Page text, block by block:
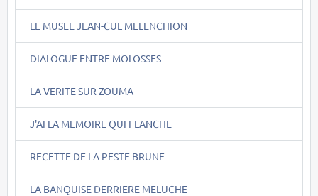
LE MUSEE JEAN-CUL MELENCHION
DIALOGUE ENTRE MOLOSSES
LA VERITE SUR ZOUMA
J'AI LA MEMOIRE QUI FLANCHE
RECETTE DE LA PESTE BRUNE
LA BANQUISE DERRIERE MELUCHE